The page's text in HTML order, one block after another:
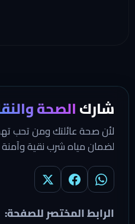
شاركالصحة
لأن صحة عائلتك ومن تحب
لضمان مياه شرب نقية وآمنة
الرابط المختصر للصفحة: